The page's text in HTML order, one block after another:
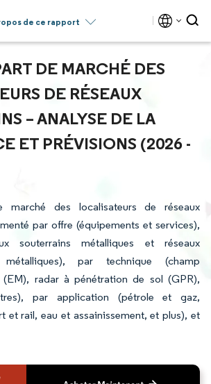
de ce rapport
DE MARCHÉ DES
DE RÉSEAUX
– ANALYSE DE LA
ET PRÉVISIONS (2026 -
des localisateurs de réseaux
par offre (équipements et services),
souterrains métalliques et réseaux
par technique (champ
(EM), radar à pénétration de sol (GPR),
par application (pétrole et gaz,
et rail, eau et assainissement, et plus), et